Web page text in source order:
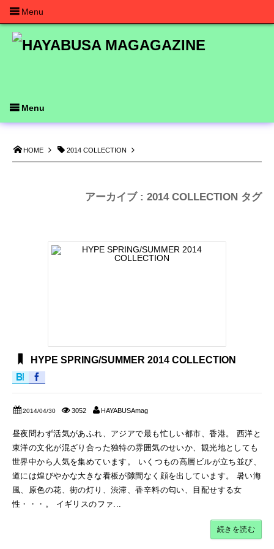
HOME 2014 COLLECTION
アーカイブ : 2014 COLLECTION タグ
HYPE SPRING/SUMMER 2014 COLLECTION
2014/04/30 3052 HAYABUSAmag
昼夜問わず活気があふれ、アジアで最も忙しい都市、香港。 西洋と
東洋の文化が混ざり合った独特の雰囲気のせいか、観光地としても
世界中から人気を集めています。 いくつもの高層ビルが立ち並び、
道には煌びやかな大きな看板が隙間なく顔を出しています。 暑い海
風、原色の花、街の灯り、渋滞、香辛料の匂い、目配せする女
性・・・。 イギリスのファ...
続きを読む
Menu
Menu